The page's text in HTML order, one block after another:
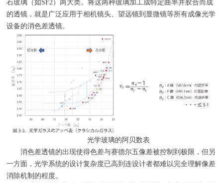
石玻璃（如SF2）两大类。将这两种玻璃加工成特定曲率并胶合而成
的透镜，就是广泛应用于相机镜头、望远镜到显微镜等所有成像光学
设备的消色差透镜。
光学玻璃的阿贝数表
消色差透镜的出现使得色差与赛德尔五像差被控制到极限，但另
一方面，光学系统的设计复杂度已高到连设计者都难以完全理解像差
消除机制的程度。